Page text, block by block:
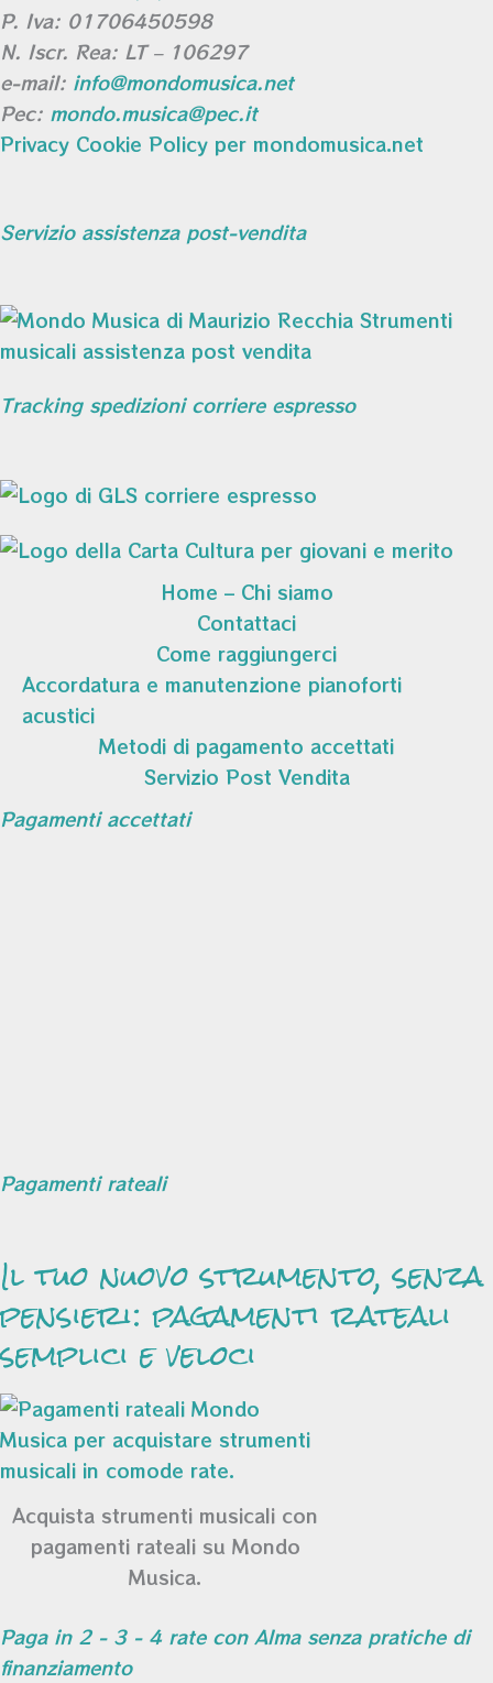
P. Iva: 01706450598
N. Iscr. Rea: LT – 106297
e-mail: info@mondomusica.net
Pec: mondo.musica@pec.it
Privacy Cookie Policy per mondomusica.net
Servizio assistenza post-vendita
Tracking spedizioni corriere espresso
Home – Chi siamo
Contattaci
Come raggiungerci
Accordatura e manutenzione pianoforti
acustici
Metodi di pagamento accettati
Servizio Post Vendita
Pagamenti accettati
Pagamenti rateali
Il tuo nuovo strumento, senza
pensieri: pagamenti rateali
semplici e veloci
Acquista strumenti musicali con
pagamenti rateali su Mondo
Musica.
Paga in 2 - 3 - 4 rate con Alma senza pratiche di
finanziamento